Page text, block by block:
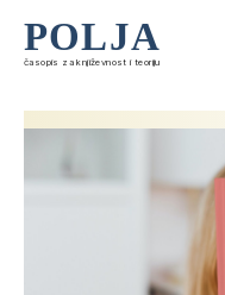
POLJA
časopis za književnost i teoriju